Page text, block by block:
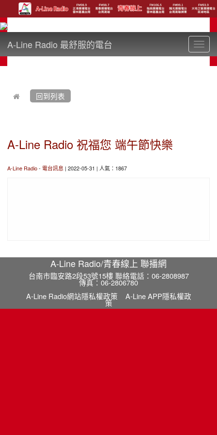
A-Line Radio 最舒服的電台
回到列表
A-Line Radio 祝福您 端午節快樂
A-Line Radio- 電台訊息 | 2022-05-31 | 人氣：1867
A-Line Radio/青春線上 聯播網
台南市臨安路2段53號15樓 聯絡電話：06-2808987
傳真：06-2806780
A-Line Radio網站隱私權政策
A-Line APP隱私權政
策